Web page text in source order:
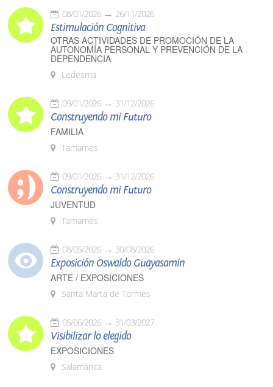
08/01/2026 26/11/2026
Estimulación Cognitiva
OTRAS ACTIVIDADES DE PROMOCIÓN DE LA
AUTONOMÍA PERSONAL Y PREVENCIÓN DE LA
DEPENDENCIA
Ledesma
09/01/2026 31/12/2026
Construyendo mi Futuro
FAMILIA
Tamames
09/01/2026 31/12/2026
Construyendo mi Futuro
JUVENTUD
Tamames
08/05/2026 30/08/2026
Exposición Oswaldo Guayasamín
ARTE / EXPOSICIONES
Santa Marta de Tormes
05/06/2026 31/03/2027
Visibilizar lo elegido
EXPOSICIONES
Salamanca